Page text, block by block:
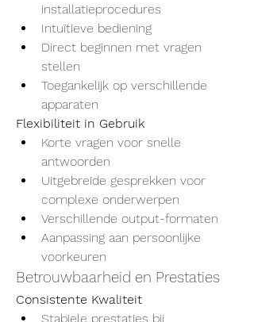
installatieprocedures
Intuïtieve bediening
Direct beginnen met vragen
stellen
Toegankelijk op verschillende
apparaten
Flexibiliteit in Gebruik
Korte vragen voor snelle
antwoorden
Uitgebreide gesprekken voor
complexe onderwerpen
Verschillende output-formaten
Aanpassing aan persoonlijke
voorkeuren
Betrouwbaarheid en Prestaties
Consistente Kwaliteit
Stabiele prestaties bij